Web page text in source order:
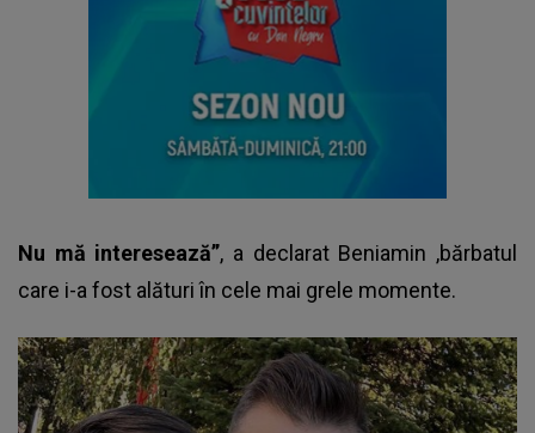
Nu mă interesează”, a declarat Beniamin ,bărbatul
care i-a fost alături în cele mai grele momente.